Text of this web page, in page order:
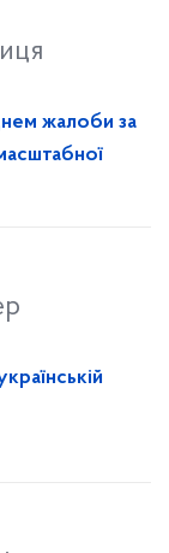
жалоби за